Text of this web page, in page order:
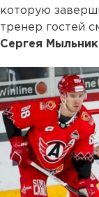
которую
тренер гостей
Сергея